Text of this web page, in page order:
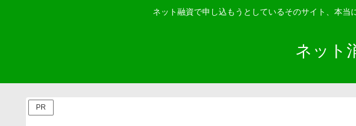
ネット融資で申し込もうとしているそのサイト、本当
ネット
PR